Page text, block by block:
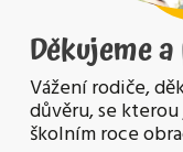
Děkujeme
Vážení rodiče,
důvěru, se
školním roce